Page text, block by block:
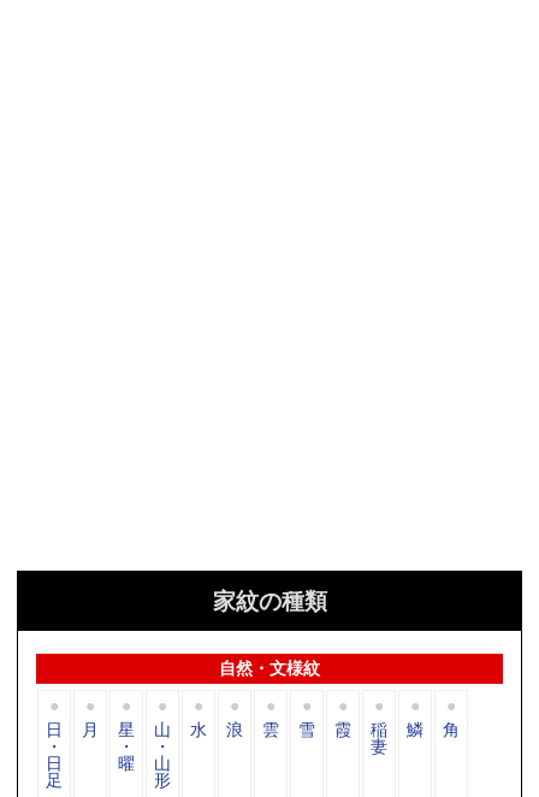
家紋の種類
自然・文様紋
日
・
日
足
月 星
・
曜
山
・
山
形
水 浪 雲 雪 霞 稲
妻
鱗 角